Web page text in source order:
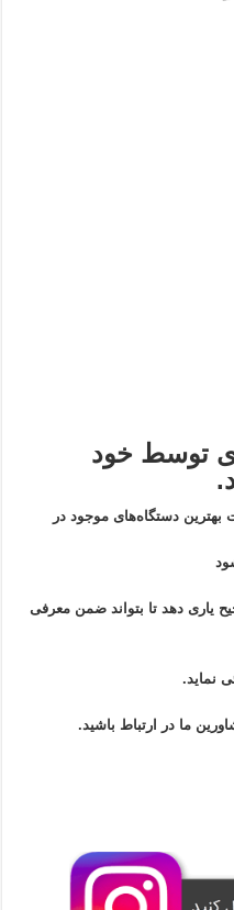
توسط خود
دستگاه‌های موجود در
یاری دهد تا بتواند ضمن معرفی
نماید.
ما در ارتباط باشید.